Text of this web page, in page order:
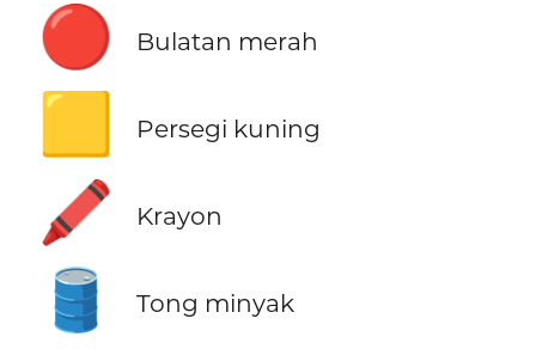
🔴 Bulatan merah
🟨 Persegi kuning
🖍️ Krayon
🛢️ Tong minyak